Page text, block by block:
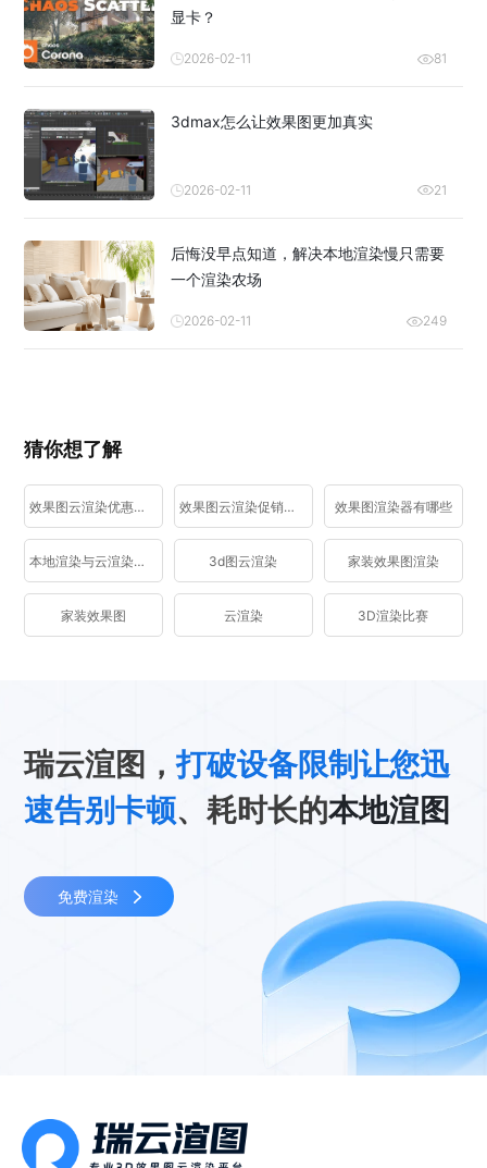
显卡？
2026-02-11 81
3dmax怎么让效果图更加真实
2026-02-11 21
后悔没早点知道，解决本地渲染慢只需要
一个渲染农场
2026-02-11 249
猜你想了解
效果图云渲染优惠活动 效果图云渲染促销活动 效果图渲染器有哪些
本地渲染与云渲染区别 3d图云渲染 家装效果图渲染
家装效果图 云渲染 3D渲染比赛
瑞云渲图，打破设备限制让您迅
速告别卡顿、耗时长的本地渲图
免费渲染